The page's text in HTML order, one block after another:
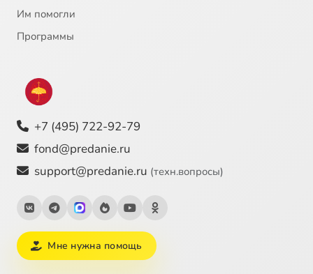
Им помогли
Программы
+7 (495) 722-92-79
fond@predanie.ru
support@predanie.ru (техн.вопросы)
Мне нужна помощь